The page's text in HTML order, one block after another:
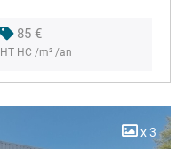
85 €
HT HC /m² /an
x 3